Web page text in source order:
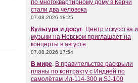
по многоквартирному дому в Керчи
стали два человека
07.08.2026 18:25
Культура и досуг. Центр искусства и
музыки на Невском приглашает на
концерты в августе
07.08.2026 17:54
В мире. В правительстве раскрыли
планы по контракту с Индией по
самолётам Ил-114-300 и SJ-100